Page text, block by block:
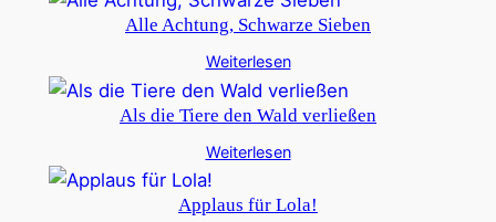
Alle Achtung, Schwarze Sieben
Weiterlesen
Als die Tiere den Wald verließen
Weiterlesen
Applaus für Lola!